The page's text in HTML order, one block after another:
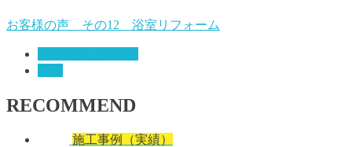
お客様の声 その12 浴室リフォーム
RECOMMEND
施工事例（実績）